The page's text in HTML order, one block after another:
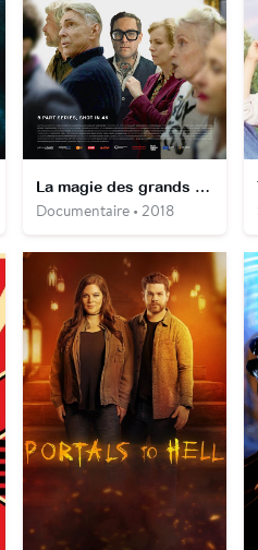
La magie des grands musées
Documentaire • 2018